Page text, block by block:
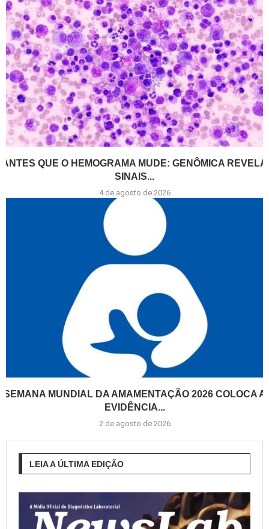
ANTES QUE O HEMOGRAMA MUDE: GENÔMICA REVELA
SINAIS...
4 de agosto de 2026
SEMANA MUNDIAL DA AMAMENTAÇÃO 2026 COLOCA A
EVIDÊNCIA...
2 de agosto de 2026
LEIA A ÚLTIMA EDIÇÃO